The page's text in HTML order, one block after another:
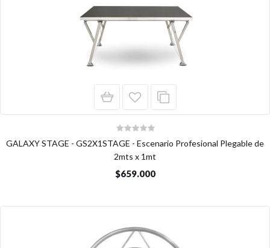
GALAXY STAGE - GS2X1STAGE - Escenario Profesional Plegable de
2mts x 1mt
$659.000